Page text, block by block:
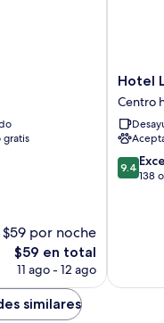
gratis
$59 por noche
El
precio
es
$59 en total
11 ago - 12 ago
Hotel
La
Corada
Centro
histórico
de
Villa
Hotel
Centro
9.4
de
9.4
138
similares